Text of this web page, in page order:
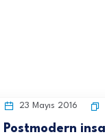
23 Mayıs 2016
Postmodern